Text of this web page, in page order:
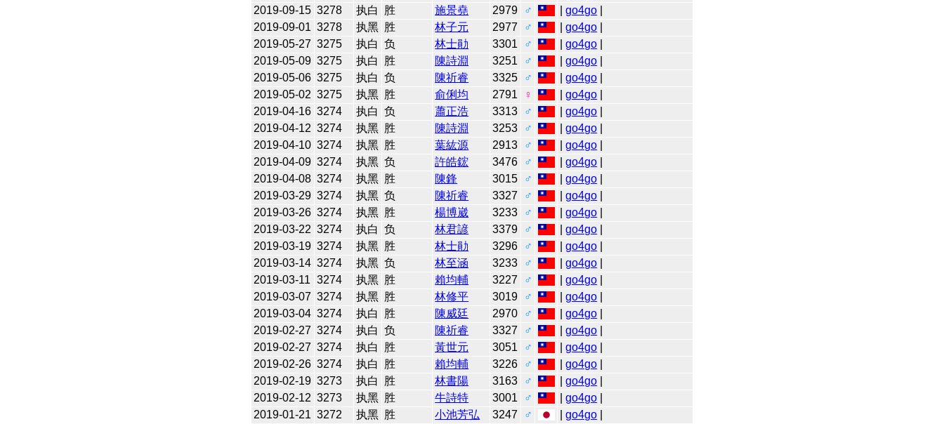
2019-09-15 3278 执白 胜 施景堯 2979 ♂ |go4go
2019-09-01 3278 执黑 胜 林子元 2977 ♂ |go4go
2019-05-27 3275 执白 负 林士勛 3301 ♂ |go4go
2019-05-09 3275 执白 胜 陳詩淵 3251 ♂ |go4go
2019-05-06 3275 执白 负 陳祈睿 3325 ♂ |go4go
2019-05-02 3275 执黑 胜 俞俐均 2791 ♀ |go4go
2019-04-16 3274 执白 负 蕭正浩 3313 ♂ |go4go
2019-04-12 3274 执黑 胜 陳詩淵 3253 ♂ |go4go
2019-04-10 3274 执黑 胜 葉紘源 2913 ♂ |go4go
2019-04-09 3274 执黑 负 許皓鋐 3476 ♂ |go4go
2019-04-08 3274 执黑 胜 陳鋒 3015 ♂ |go4go
2019-03-29 3274 执黑 负 陳祈睿 3327 ♂ |go4go
2019-03-26 3274 执黑 胜 楊博崴 3233 ♂ |go4go
2019-03-22 3274 执白 负 林君諺 3379 ♂ |go4go
2019-03-19 3274 执黑 胜 林士勛 3296 ♂ |go4go
2019-03-14 3274 执黑 负 林至涵 3233 ♂ |go4go
2019-03-11 3274 执黑 胜 賴均輔 3227 ♂ |go4go
2019-03-07 3274 执黑 胜 林修平 3019 ♂ |go4go
2019-03-04 3274 执白 胜 陳威廷 2970 ♂ |go4go
2019-02-27 3274 执白 负 陳祈睿 3327 ♂ |go4go
2019-02-27 3274 执白 胜 黃世元 3051 ♂ |go4go
2019-02-26 3274 执白 胜 賴均輔 3226 ♂ |go4go
2019-02-19 3273 执白 胜 林書陽 3163 ♂ |go4go
2019-02-12 3273 执黑 胜 牛詩特 3001 ♂ |go4go
2019-01-21 3272 执黑 胜 小池芳弘 3247 ♂ |go4go